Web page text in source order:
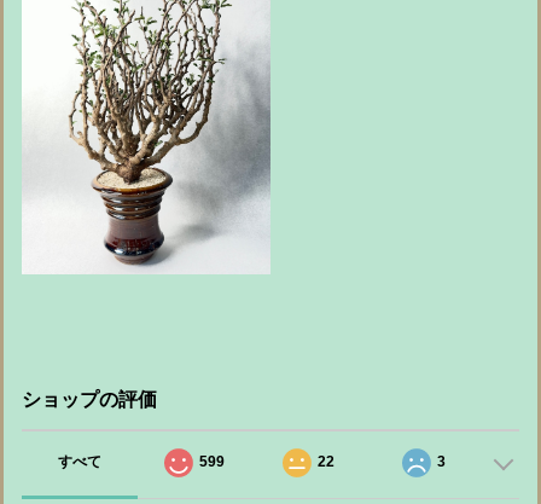
ショップの評価
すべて 599 22 3